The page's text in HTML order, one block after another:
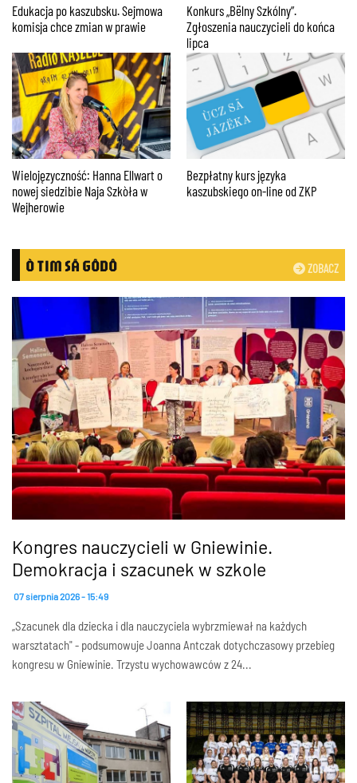
Edukacja po kaszubsku. Sejmowa
komisja chce zmian w prawie
Wielojęzyczność: Hanna Ellwart o
nowej siedzibie Naja Szkòła w
Wejherowie
Konkurs „Bëlny Szkólny”.
Zgłoszenia nauczycieli do końca
lipca
Bezpłatny kurs języka
kaszubskiego on-line od ZKP
ZOBACZ
Ò TIM SÃ GÔDÔ
Kongres nauczycieli w Gniewinie.
Demokracja i szacunek w szkole
07 sierpnia 2026 - 15:49
„Szacunek dla dziecka i dla nauczyciela wybrzmiewał na każdych
warsztatach" - podsumowuje Joanna Antczak dotychczasowy przebieg
kongresu w Gniewinie. Trzystu wychowawców z 24...